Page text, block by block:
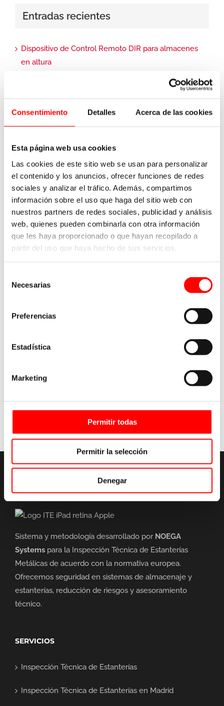
Consentimiento Detalles Acerca de las cookies
Esta página web usa cookies
Las cookies de este sitio web se usan para personalizar
el contenido y los anuncios, ofrecer funciones de redes
sociales y analizar el tráfico. Además, compartimos
información sobre el uso que haga del sitio web con
nuestros partners de redes sociales, publicidad y análisis
web, quienes pueden combinarla con otra información
que les haya proporcionado o que hayan recopilado a
partir del uso que haya hecho de sus servicios.
Necesarias
Preferencias
Estadística
Marketing
Permitir todas
Permitir la selección
Denegar
Entradas recientes
Dispositivo de Control Remoto DIR para almacenes
en altura
Planificación del calendario de seguridad industrial
Preguntas frecuentes sobre la inspección de
estanterías en almacenes automáticos
Tendencias en automatización de almacenes en
2026
Protecciones antiembestidas en las esquinas de
estanterías ¿Son obligatorias?
Categorías
Seguridad de sistemas de almacenaje
Sin categoría
Sistema y metodología desarrollado por NOEGA
Systems para la Inspección Técnica de Estanterías
Metálicas de acuerdo con la normativa europea.
Ofrecemos seguridad en sistemas de almacenaje y
estanterías, reducción de riesgos y asesoramiento
técnico.
SERVICIOS
Inspección Técnica de Estanterías
Inspección Técnica de Estanterías en Madrid